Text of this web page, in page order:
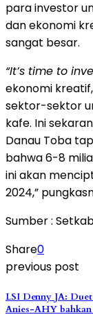
para investor
dan ekonomi
sangat besar.
“It’s time to
ekonomi
sektor-sektor
kafe. Ini
Danau Toba
bahwa 6-8
ini akan
2024,”
Sumber :
Share0
previous post
LSI Denny JA:
Anies-AHY